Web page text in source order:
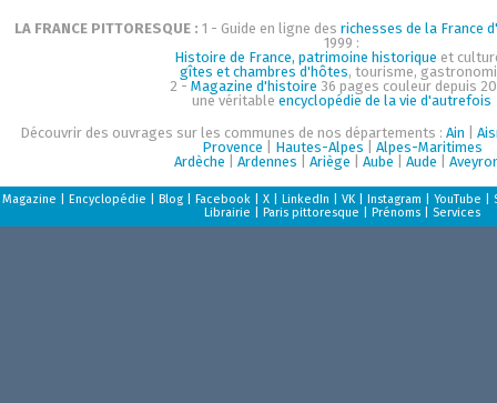
LA FRANCE PITTORESQUE : 1 - Guide en ligne des richesses de la France
1999 :
Histoire de France, patrimoine historique et
gîtes et chambres d'hôtes, tourisme,
2 - Magazine d'histoire 36 pages couleur depuis
une véritable encyclopédie de la vie d'autrefois
Découvrir des ouvrages sur les communes de nos départements : Ain
Provence
Hautes-Alpes
Alpes-Maritimes
Ardèche
Ardennes Ariège Aube Aude
Magazine Encyclopédie Blog| Facebook| X| LinkedIn VK| Instagram YouTube
Librairie
Paris pittoresque Prénoms| Services